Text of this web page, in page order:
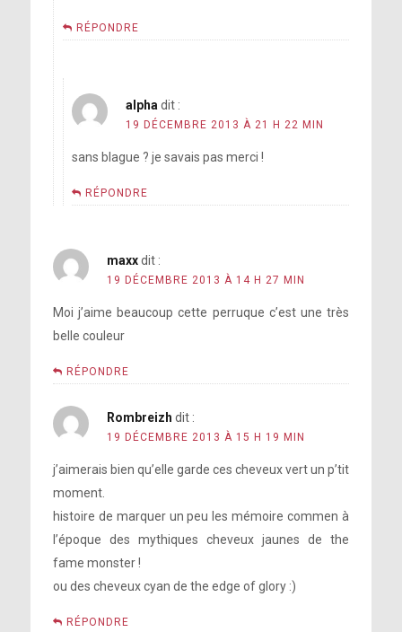
RÉPONDRE
alpha dit :
19 DÉCEMBRE 2013 À 21 H 22 MIN
sans blague ? je savais pas merci !
RÉPONDRE
maxx dit :
19 DÉCEMBRE 2013 À 14 H 27 MIN
Moi j’aime beaucoup cette perruque c’est une très
belle couleur
RÉPONDRE
Rombreizh dit :
19 DÉCEMBRE 2013 À 15 H 19 MIN
j’aimerais bien qu’elle garde ces cheveux vert un p’tit
moment.
histoire de marquer un peu les mémoire commen à
l’époque des mythiques cheveux jaunes de the
fame monster !
ou des cheveux cyan de the edge of glory :)
RÉPONDRE